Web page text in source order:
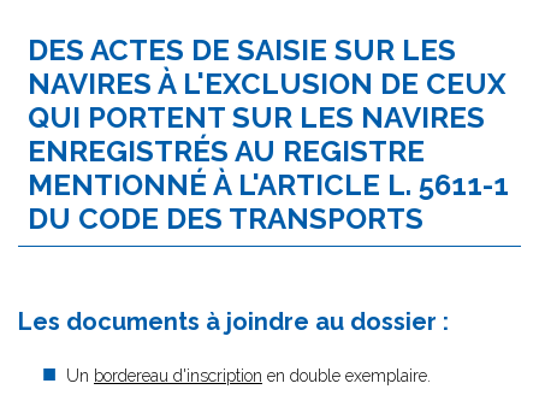
DES ACTES DE SAISIE SUR LES
NAVIRES À L'EXCLUSION DE CEUX
QUI PORTENT SUR LES NAVIRES
ENREGISTRÉS AU REGISTRE
MENTIONNÉ À L'ARTICLE L. 5611-1
DU CODE DES TRANSPORTS
Les documents à joindre au dossier :
Un bordereau d'inscription en double exemplaire.